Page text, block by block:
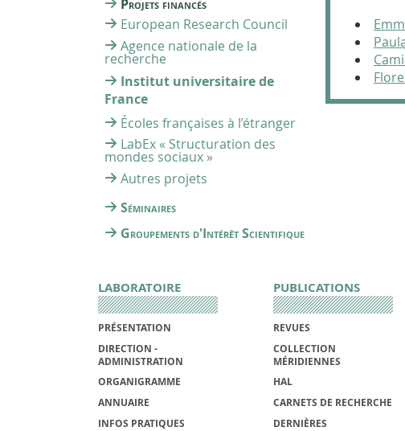
Projets financés
European Research Council
Agence nationale de la
recherche
Institut universitaire de
France
Écoles françaises à l’étranger
LabEx « Structuration des
mondes sociaux »
Autres projets
Séminaires
Groupements d'Intérêt Scientifique
LABORATOIRE
PRÉSENTATION
DIRECTION -
ADMINISTRATION
ORGANIGRAMME
ANNUAIRE
INFOS PRATIQUES
PUBLICATIONS
REVUES
COLLECTION
MÉRIDIENNES
HAL
CARNETS DE RECHERCHE
DERNIÈRES